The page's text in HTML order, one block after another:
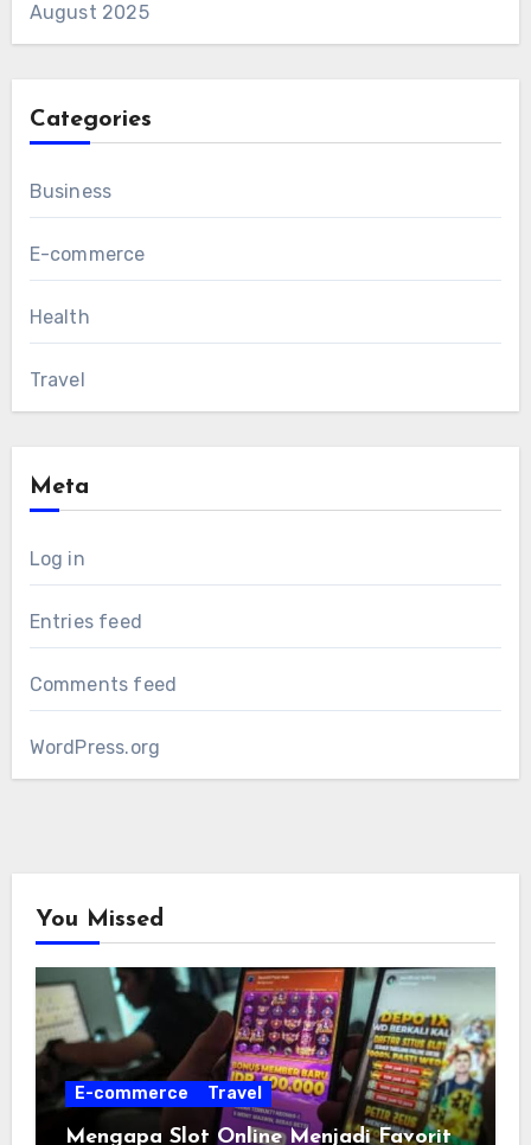
August 2025
Categories
Business
E-commerce
Health
Travel
Meta
Log in
Entries feed
Comments feed
WordPress.org
You Missed
E-commerce Travel
Mengapa Slot Online Menjadi Favorit